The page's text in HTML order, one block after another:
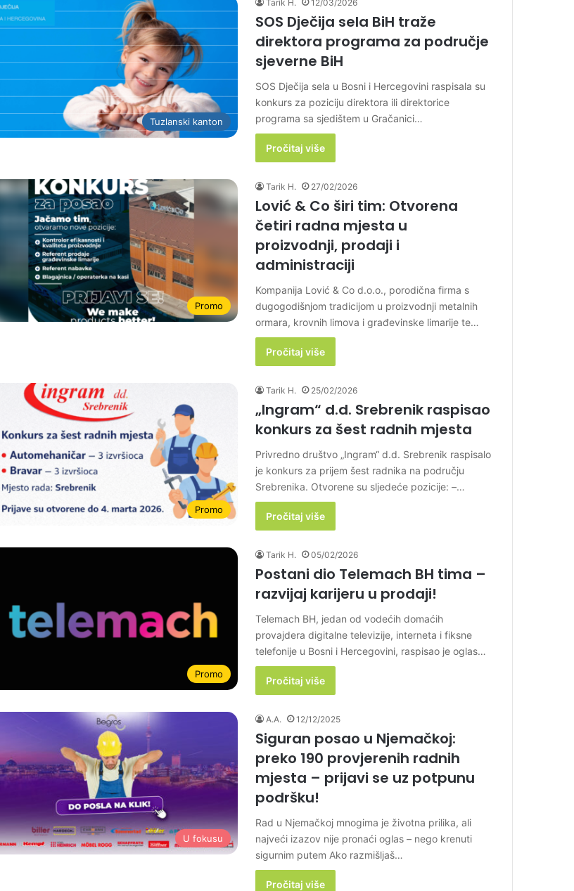
Tuzlanski kanton
Tarik H. 12/03/2026
SOS Dječija sela BiH traže
direktora programa za područje
sjeverne BiH
SOS Dječija sela u Bosni i Hercegovini raspisala su
konkurs za poziciju direktora ili direktorice
programa sa sjedištem u Gračanici…
Pročitaj više
Promo
Tarik H. 27/02/2026
Lović & Co širi tim: Otvorena
četiri radna mjesta u
proizvodnji, prodaji i
administraciji
Kompanija Lović & Co d.o.o., porodična firma s
dugogodišnjom tradicijom u proizvodnji metalnih
ormara, krovnih limova i građevinske limarije te…
Pročitaj više
Promo
Tarik H. 25/02/2026
„Ingram“ d.d. Srebrenik raspisao
konkurs za šest radnih mjesta
Privredno društvo „Ingram“ d.d. Srebrenik raspisalo
je konkurs za prijem šest radnika na području
Srebrenika. Otvorene su sljedeće pozicije: –…
Pročitaj više
Promo
Tarik H. 05/02/2026
Postani dio Telemach BH tima –
razvijaj karijeru u prodaji!
Telemach BH, jedan od vodećih domaćih
provajdera digitalne televizije, interneta i fiksne
telefonije u Bosni i Hercegovini, raspisao je oglas…
Pročitaj više
U fokusu
A.A. 12/12/2025
Siguran posao u Njemačkoj:
preko 190 provjerenih radnih
mjesta – prijavi se uz potpunu
podršku!
Rad u Njemačkoj mnogima je životna prilika, ali
najveći izazov nije pronaći oglas – nego krenuti
sigurnim putem Ako razmišljaš…
Pročitaj više